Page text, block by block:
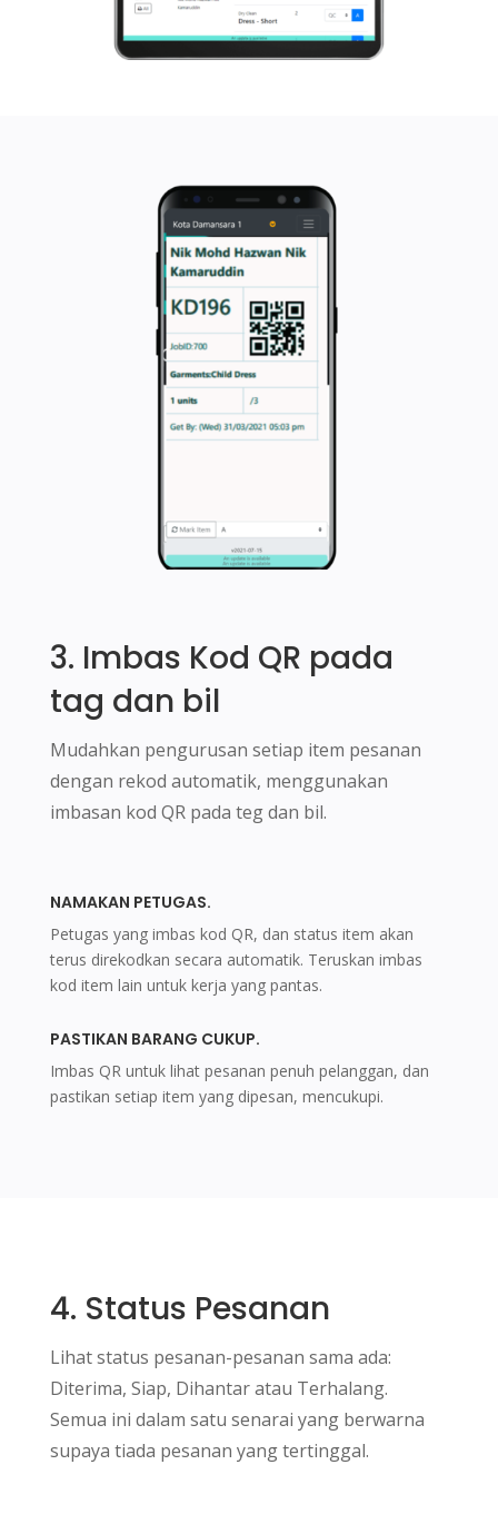
3. Imbas Kod QR pada
tag dan bil
Mudahkan pengurusan setiap item pesanan
dengan rekod automatik, menggunakan
imbasan kod QR pada teg dan bil.
NAMAKAN PETUGAS.
Petugas yang imbas kod QR, dan status item akan
terus direkodkan secara automatik. Teruskan imbas
kod item lain untuk kerja yang pantas.
PASTIKAN BARANG CUKUP.
Imbas QR untuk lihat pesanan penuh pelanggan, dan
pastikan setiap item yang dipesan, mencukupi.
4. Status Pesanan
Lihat status pesanan-pesanan sama ada:
Diterima, Siap, Dihantar atau Terhalang.
Semua ini dalam satu senarai yang berwarna
supaya tiada pesanan yang tertinggal.